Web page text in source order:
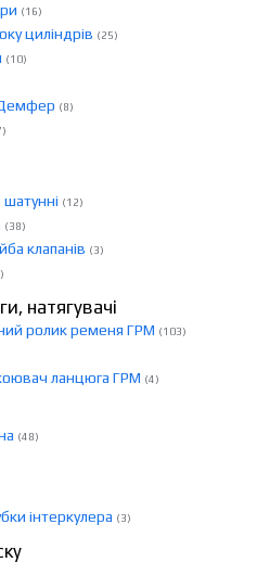
(16)
циліндрів (25)
(10)
Демфер (8)
шатунні (12)
(38)
клапанів (3)
натягувачі
ролик ременя ГРМ (103)
ланцюга ГРМ (4)
(48)
інтеркулера (3)